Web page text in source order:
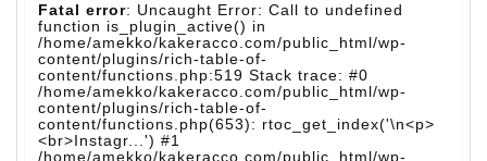
Fatal error: Uncaught Error: Call to undefined
function is_plugin_active() in
/home/amekko/kakeracco.com/public_html/wp-
content/plugins/rich-table-of-
content/functions.php:519 Stack trace: #0
/home/amekko/kakeracco.com/public_html/wp-
content/plugins/rich-table-of-
content/functions.php(653): rtoc_get_index('\n<p>
<br>Instagr...') #1
/home/amekko/kakeracco.com/public_html/wp-